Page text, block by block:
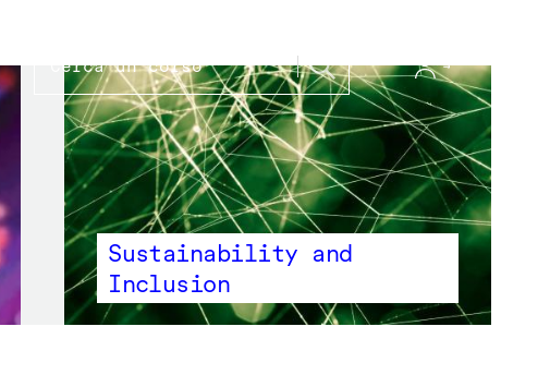
Sustainability and
Inclusion